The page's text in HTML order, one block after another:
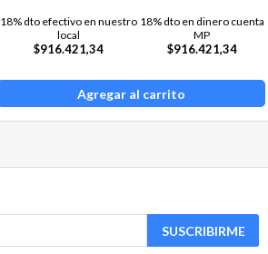
18% dto efectivo en nuestro
local
$916.421,34
18% dto en dinero cuenta
MP
$916.421,34
Agregar al carrito
SUSCRIBIRME